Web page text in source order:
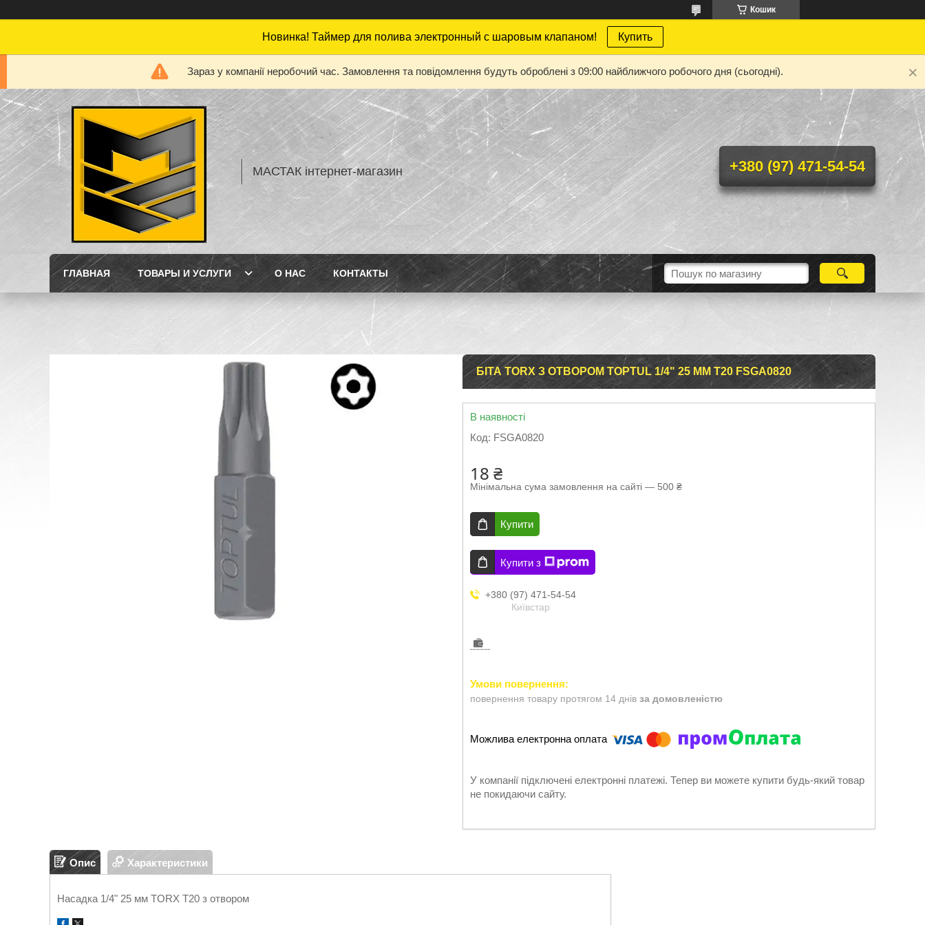
Кошик
Новинка! Таймер для полива электронный с шаровым клапаном! Купить
Зараз у компанії неробочий час. Замовлення та повідомлення будуть оброблені з 09:00 найближчого робочого дня (сьогодні).
МАСТАК інтернет-магазин +380 (97) 471-54-54
ГЛАВНАЯ ТОВАРЫ И УСЛУГИ О НАС КОНТАКТЫ
БІТА TORX З ОТВОРОМ TOPTUL 1/4" 25 ММ T20 FSGA0820
В наявності
Код: FSGA0820
18 ₴
Мінімальна сума замовлення на сайті — 500 ₴
Купити
Купити з
+380 (97) 471-54-54
Київстар
повернення товару протягом 14 днів за домовленістю
У компанії підключені електронні платежі. Тепер ви можете купити будь-який товар
не покидаючи сайту.
Опис Характеристики
Насадка 1/4" 25 мм TORX T20 з отвором